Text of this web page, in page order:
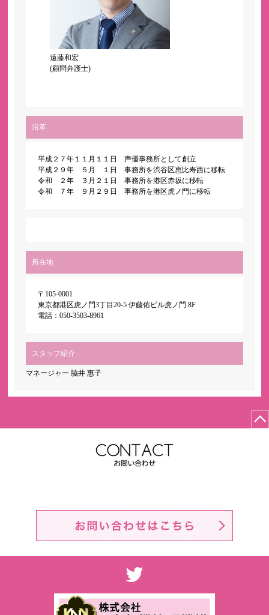
遠藤和宏
(顧問弁護士)
沿革
平成２７年１１月１１日 声優事務所として創立
平成２９年 ５月 １日 事務所を渋谷区恵比寿西に移転
令和 ２年 ３月２１日 事務所を港区赤坂に移転
令和 ７年 ９月２９日 事務所を港区虎ノ門に移転
所在地
〒105-0001
東京都港区虎ノ門3丁目20-5 伊藤佑ビル虎ノ門 8F
電話：050-3503-8961
スタッフ紹介
マネージャー 脇井 惠子